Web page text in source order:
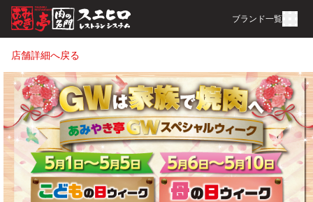
ブランド一覧
店舗詳細へ戻る